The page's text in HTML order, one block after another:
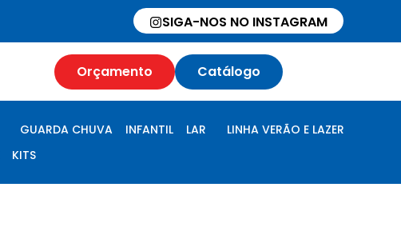
SIGA-NOS NO INSTAGRAM
Orçamento Catálogo
GUARDA CHUVA INFANTIL LAR
LINHA VERÃO E LAZER
KITS